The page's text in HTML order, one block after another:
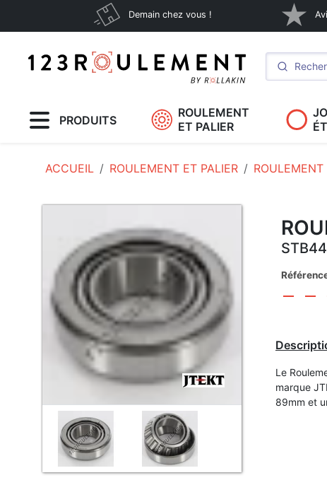
Demain chez vous !
PRODUITS
ROULEMENT
ET PALIER
ACCUEIL ROULEMENT ET PALIER
Le
marque
89mm et